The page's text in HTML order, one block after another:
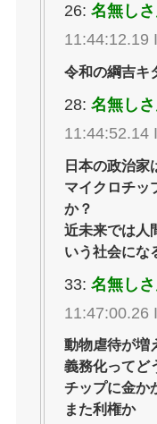
26: 名無し
11:44:12.19
令和の綱吉キ
28: 名無し
11:44:52.14
日本の政治家
マイクロチッ
か？
近未来では人
いう社会にな
33: 名無し
11:47:00.26
動物虐待が増
義務化ってど
チップに金か
また利権か